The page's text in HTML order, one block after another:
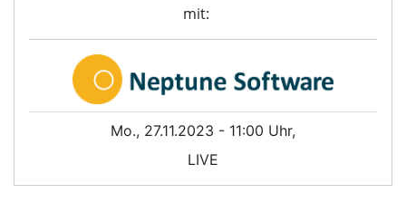
mit:
Mo., 27.11.2023 - 11:00 Uhr,
LIVE